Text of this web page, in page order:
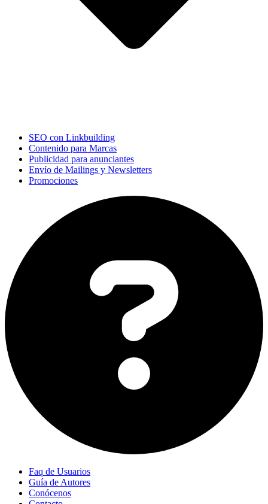
SEO con Linkbuilding
Contenido para Marcas
Publicidad para anunciantes
Envío de Mailings y Newsletters
Promociones
Faq de Usuarios
Guía de Autores
Conócenos